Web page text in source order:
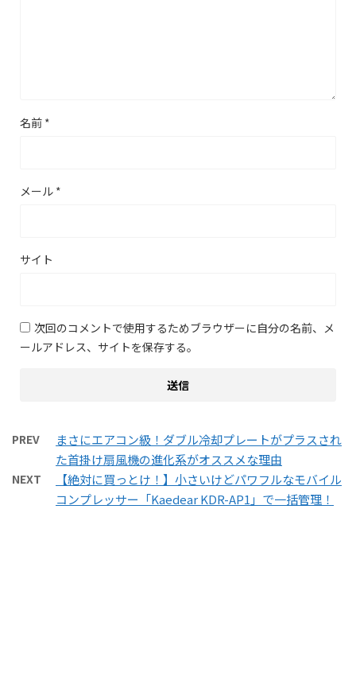
名前 *
メール *
サイト
次回のコメントで使用するためブラウザーに自分の名前、メ
ールアドレス、サイトを保存する。
PREV
まさにエアコン級！ダブル冷却プレートがプラスされ
た首掛け扇風機の進化系がオススメな理由
NEXT
【絶対に買っとけ！】小さいけどパワフルなモバイル
コンプレッサー「Kaedear KDR-AP1」で一括管理！